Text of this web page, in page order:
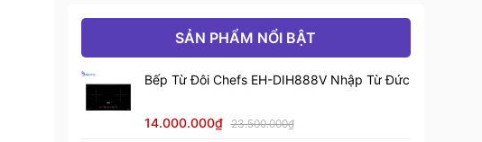
Cơ chế an toàn
bảo vệ vỉ nướng, thermostat an
Kích thước trong
khoang (mm)
Cao 232 × Rộng 475 × Sâu
SẢN PHẨM NỔI BẬT
Bếp Từ Đôi Chefs EH-DIH888V Nhập Từ Đức
14.000.000₫ 23.500.000₫